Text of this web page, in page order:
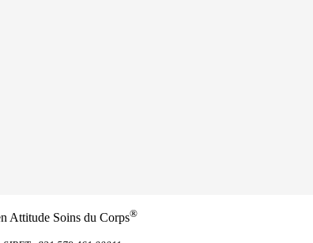
Attitude Soins du Corps®